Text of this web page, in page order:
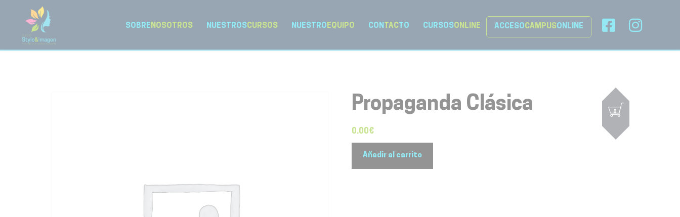
SOBRENOSOTROS NUESTROSCURSOS NUESTROEQUIPO CONTAC TO CURSOSONLINE ACCESOCAMPUSONLINE
0
Propaganda Clásica
0.00€
Añadir al carrito